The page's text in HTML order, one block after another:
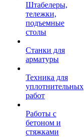
Штабелеры,
тележки,
подъемные
столы
Станки для
арматуры
Техника для
уплотнительных
работ
Работы с
бетоном и
стяжками